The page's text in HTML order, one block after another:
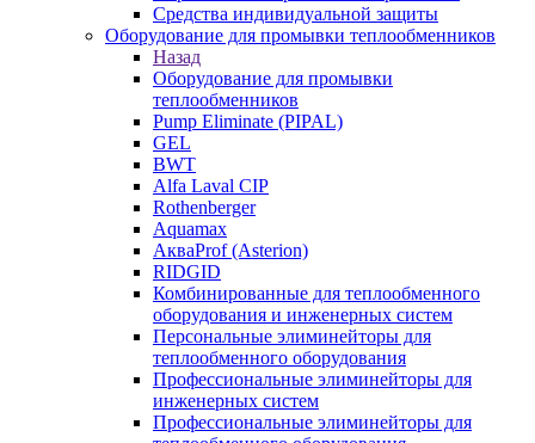
Средства индивидуальной защиты
Оборудование для промывки теплообменников
Назад
Оборудование для промывки
теплообменников
Pump Eliminate (PIPAL)
GEL
BWT
Alfa Laval CIP
Rothenberger
Aquamax
АкваProf (Asterion)
RIDGID
Комбинированные для теплообменного
оборудования и инженерных систем
Персональные элиминейторы для
теплообменного оборудования
Профессиональные элиминейторы для
инженерных систем
Профессиональные элиминейторы для